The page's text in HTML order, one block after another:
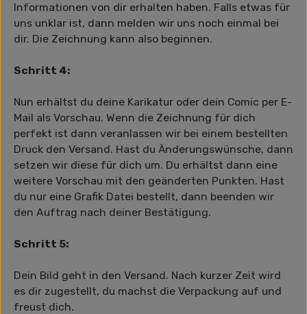
Informationen von dir erhalten haben. Falls etwas für
uns unklar ist, dann melden wir uns noch einmal bei
dir. Die Zeichnung kann also beginnen.
Schritt 4:
Nun erhältst du deine Karikatur oder dein Comic per E-
Mail als Vorschau. Wenn die Zeichnung für dich
perfekt ist dann veranlassen wir bei einem bestellten
Druck den Versand. Hast du Änderungswünsche, dann
setzen wir diese für dich um. Du erhältst dann eine
weitere Vorschau mit den geänderten Punkten. Hast
du nur eine Grafik Datei bestellt, dann beenden wir
den Auftrag nach deiner Bestätigung.
Schritt 5:
Dein Bild geht in den Versand. Nach kurzer Zeit wird
es dir zugestellt, du machst die Verpackung auf und
freust dich.